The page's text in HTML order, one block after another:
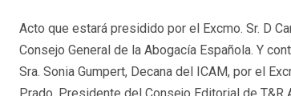
Acto que estará presidido por el Excmo. Sr. D
Consejo General de la Abogacía Española. Y
Sra. Sonia Gumpert, Decana del ICAM, por el